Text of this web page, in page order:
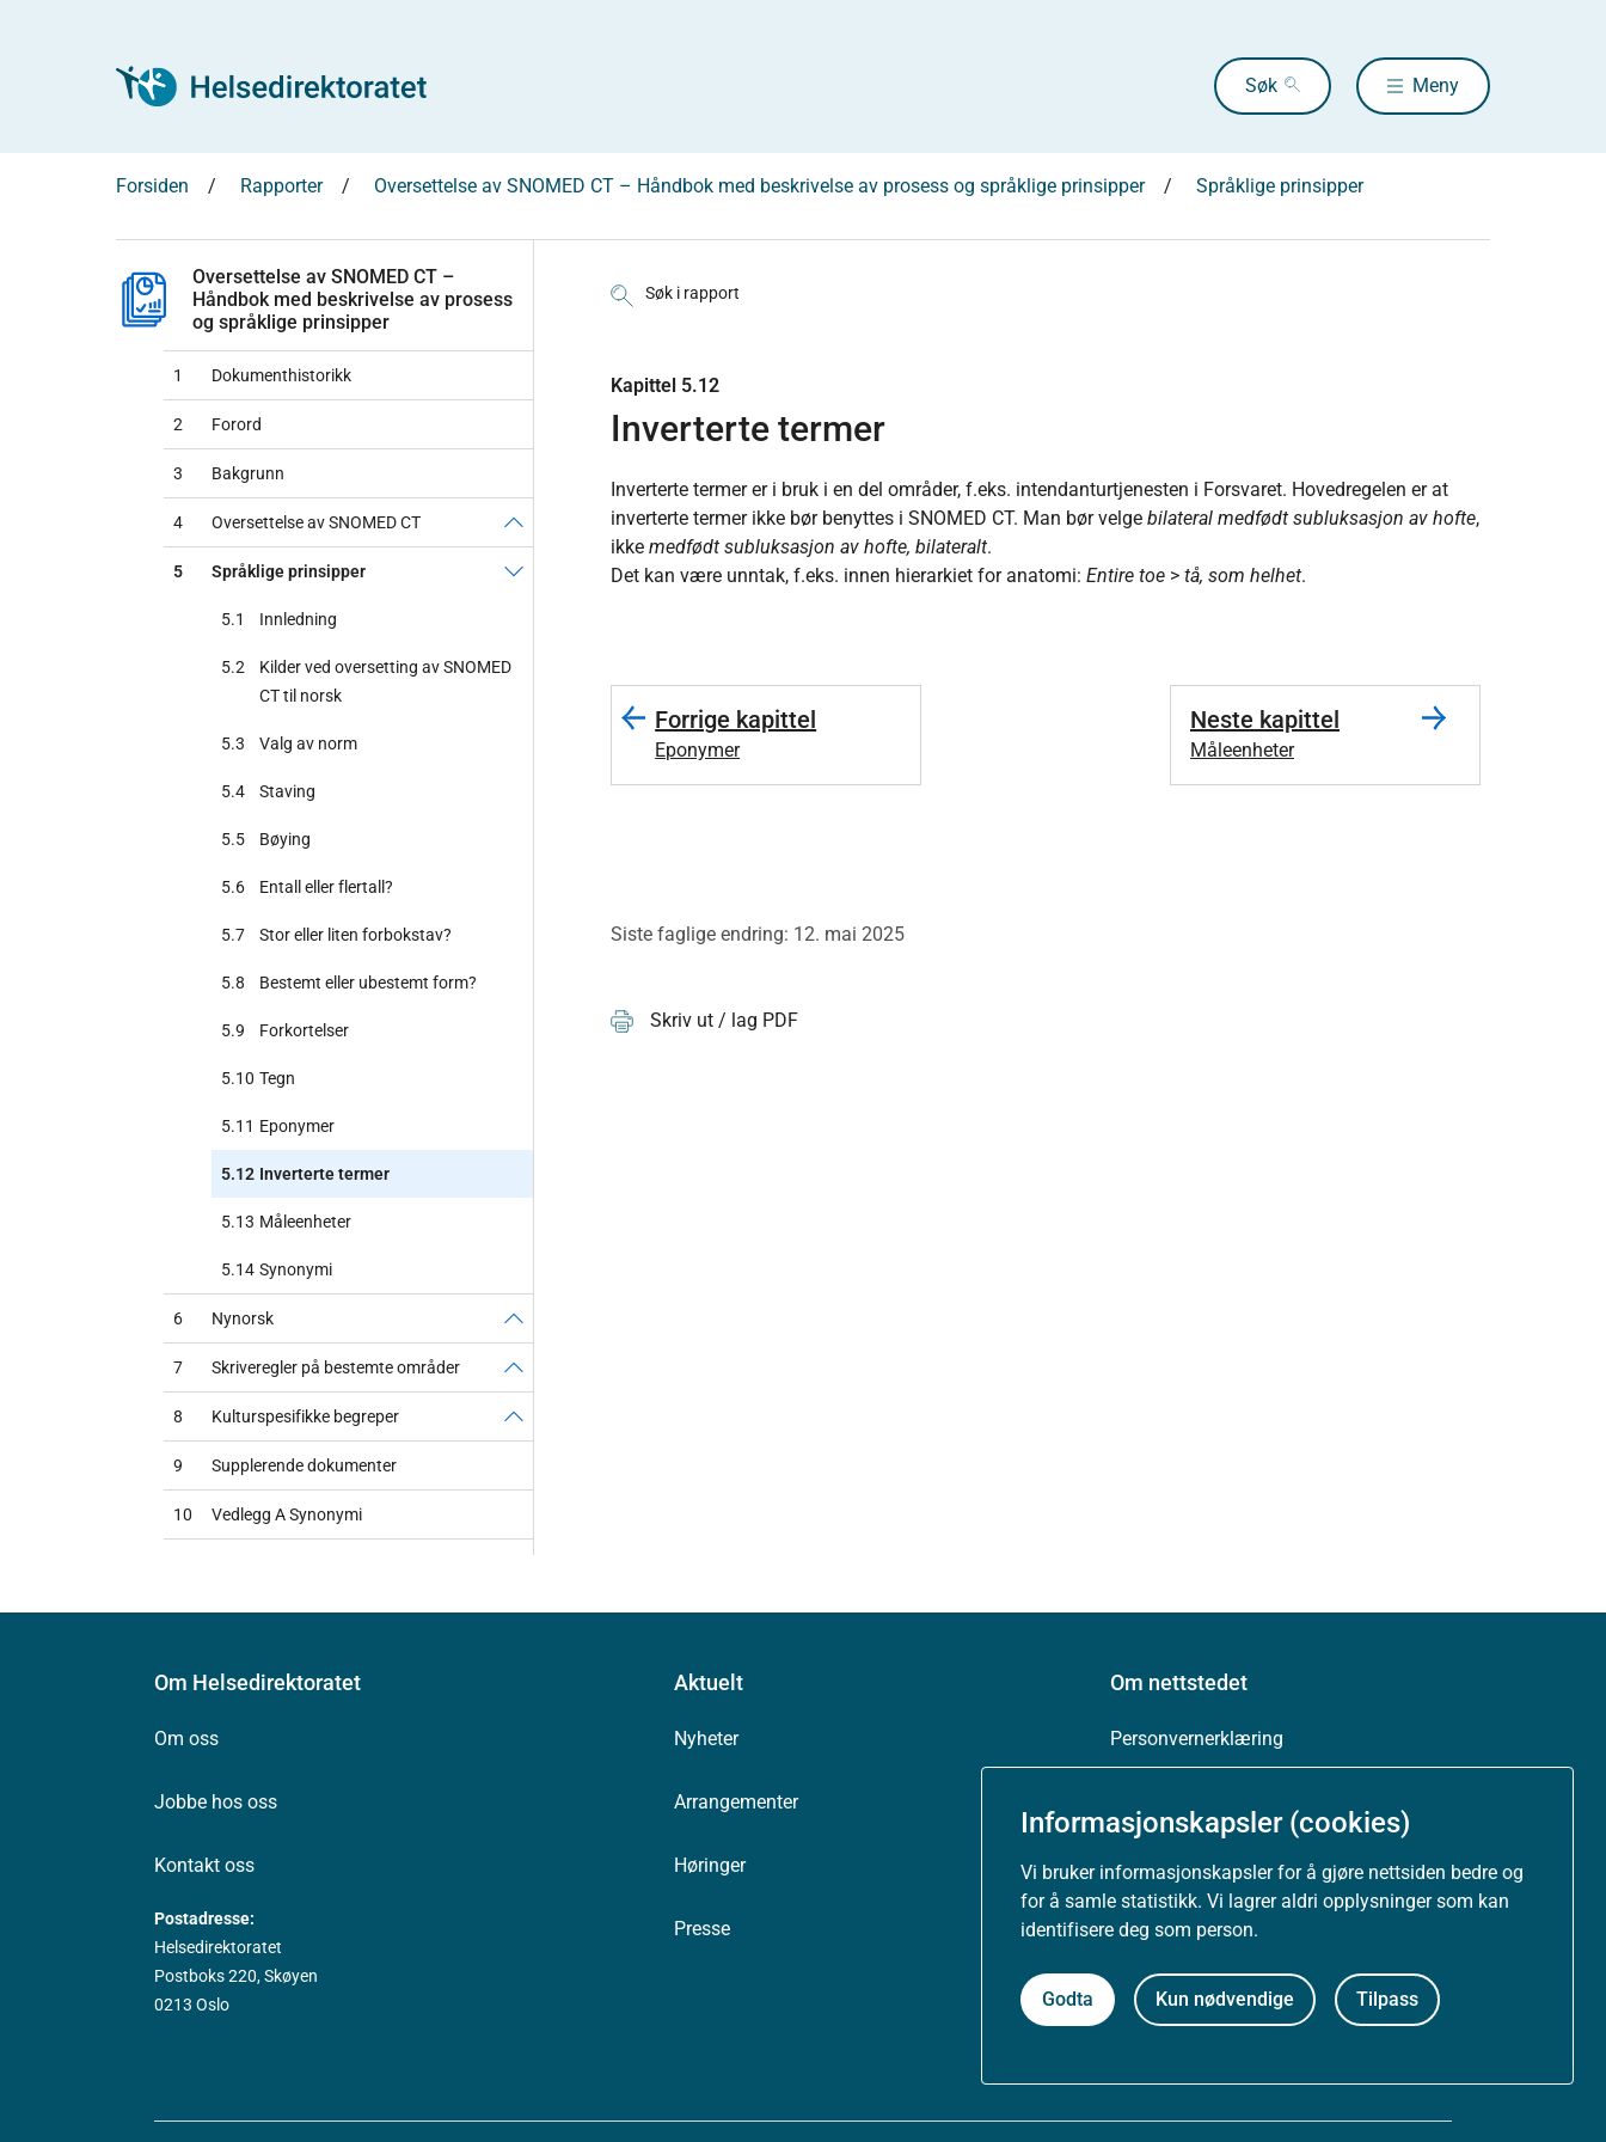
Informasjonskapsler (cookies)
Vi bruker informasjonskapsler for å gjøre nettsiden bedre og
for å samle statistikk. Vi lagrer aldri opplysninger som kan
identifisere deg som person.
Godta Kun nødvendige Tilpass
Søk Meny
Forsiden Rapporter Oversettelse av SNOMED CT – Håndbok med beskrivelse av prosess og språklige prinsipper Språklige prinsipper
Oversettelse av SNOMED CT –
Håndbok med beskrivelse av prosess
og språklige prinsipper
1 Dokumenthistorikk
2 Forord
3 Bakgrunn
4 Oversettelse av SNOMED CT
5 Språklige prinsipper
5.1 Innledning
5.2
Kilder ved oversetting av SNOMED
CT til norsk
5.3 Valg av norm
5.4 Staving
5.5 Bøying
5.6 Entall eller flertall?
5.7 Stor eller liten forbokstav?
5.8 Bestemt eller ubestemt form?
5.9 Forkortelser
5.10 Tegn
5.11 Eponymer
5.12 Inverterte termer
5.13 Måleenheter
5.14 Synonymi
6 Nynorsk
7 Skriveregler på bestemte områder
8 Kulturspesifikke begreper
9 Supplerende dokumenter
10 Vedlegg A Synonymi
Søk i rapport
Kapittel 5.12
Inverterte termer
Inverterte termer er i bruk i en del områder, f.eks. intendanturtjenesten i Forsvaret. Hovedregelen er at
inverterte termer ikke bør benyttes i SNOMED CT. Man bør velge bilateral medfødt subluksasjon av hofte,
ikke medfødt subluksasjon av hofte, bilateralt.
Det kan være unntak, f.eks. innen hierarkiet for anatomi: Entire toe > tå, som helhet.
Forrige kapittel
Eponymer
Neste kapittel
Måleenheter
Siste faglige endring: 12. mai 2025
Skriv ut / lag PDF
Om Helsedirektoratet
Om oss
Jobbe hos oss
Kontakt oss
Postadresse:
Helsedirektoratet
Postboks 220, Skøyen
0213 Oslo
Aktuelt
Nyheter
Arrangementer
Høringer
Presse
Om nettstedet
Personvernerklæring
Besøksstatistikk og informasjonskapsler
Nyhetsvarsel og abonnement
Åpne data (API)